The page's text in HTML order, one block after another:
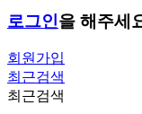
로그인을 해주세
회원가입
최근검색
최근검색